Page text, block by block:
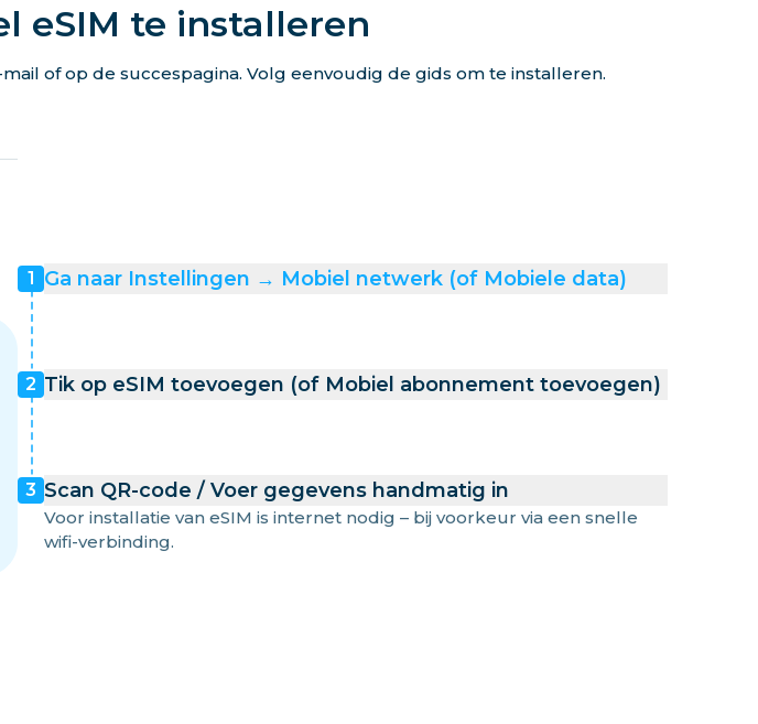
eSIM te installeren
of op de succespagina. Volg eenvoudig de gids om te installeren.
1 Ga naar Instellingen → Mobiel netwerk (of Mobiele data)
2 Tik op eSIM toevoegen (of Mobiel abonnement toevoegen)
3 Scan QR-code / Voer gegevens handmatig in
Voor installatie van eSIM is internet nodig – bij voorkeur via een snelle
wifi-verbinding.